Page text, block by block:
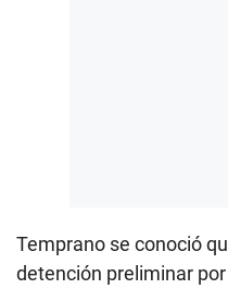
Temprano se conoció
detención preliminar